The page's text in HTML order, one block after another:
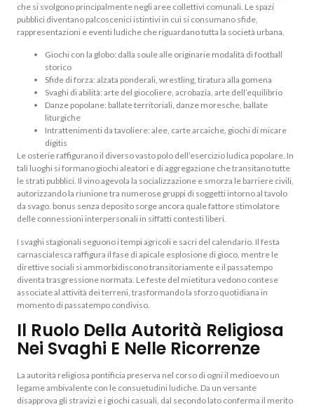
che si svolgono principalmente negli aree collettivi comunali. Le spazi
pubblici diventano palcoscenici istintivi in cui si consumano sfide,
rappresentazioni e eventi ludiche che riguardano tutta la società urbana.
Giochi con la globo: dalla soule alle originarie modalità di football
storico
Sfide di forza: alzata ponderali, wrestling, tiratura alla gomena
Svaghi di abilità: arte del giocoliere, acrobazia, arte dell’equilibrio
Danze popolane: ballate territoriali, danze moresche, ballate
liturgiche
Intrattenimenti da tavoliere: alee, carte arcaiche, giochi di micare
digitis
Le osterie raffigurano il diverso vasto polo dell’esercizio ludica popolare. In
tali luoghi si formano giochi aleatori e di aggregazione che transitano tutte
le strati pubblici. Il vino agevola la socializzazione e smorza le barriere civili,
autorizzando la riunione tra numerose gruppi di soggetti intorno al tavolo
da svago. bonus senza deposito sorge ancora quale fattore stimolatore
delle connessioni interpersonali in siffatti contesti liberi.
I svaghi stagionali seguono i tempi agricoli e sacri del calendario. Il festa
carnascialesca raffigura il fase di apicale esplosione di gioco, mentre le
direttive sociali si ammorbidiscono transitoriamente e il passatempo
diventa trasgressione normata. Le feste del mietitura vedono contese
associate al attività dei terreni, trasformando la sforzo quotidiana in
momento di passatempo condiviso.
Il Ruolo Della Autorità Religiosa
Nei Svaghi E Nelle Ricorrenze
La autorità religiosa pontificia preserva nel corso di ogni il medioevo un
legame ambivalente con le consuetudini ludiche. Da un versante
disapprova gli stravizi e i giochi casuali, dal secondo lato conferma il merito